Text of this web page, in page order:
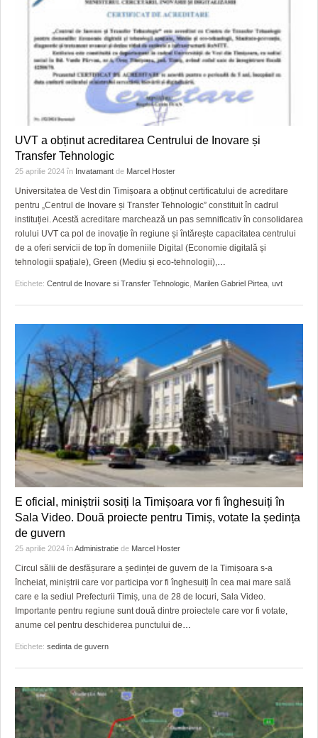
UVT a obținut acreditarea Centrului de Inovare și
Transfer Tehnologic
25 aprilie 2024 în Invatamant de Marcel Hoster
Universitatea de Vest din Timișoara a obținut certificatului de acreditare
pentru „Centrul de Inovare și Transfer Tehnologic” constituit în cadrul
instituției. Acestă acreditare marchează un pas semnificativ în consolidarea
rolului UVT ca pol de inovație în regiune și întărește capacitatea centrului
de a oferi servicii de top în domeniile Digital (Economie digitală și
tehnologii spațiale), Green (Mediu și eco-tehnologii),…
Etichete: Centrul de Inovare si Transfer Tehnologic Marilen Gabriel Pirtea uvt
E oficial, miniștrii sosiți la Timișoara vor fi înghesuiți în
Sala Video. Două proiecte pentru Timiș, votate la ședința
de guvern
25 aprilie 2024 înAdministratie de Marcel Hoster
Circul sălii de desfășurare a ședinței de guvern de la Timișoara s-a
încheiat, miniștrii care vor participa vor fi înghesuiți în cea mai mare sală
care e la sediul Prefecturii Timiș, una de 28 de locuri, Sala Video.
Importante pentru regiune sunt două dintre proiectele care vor fi votate,
anume cel pentru deschiderea punctului de
Etichete: sedinta de guvern